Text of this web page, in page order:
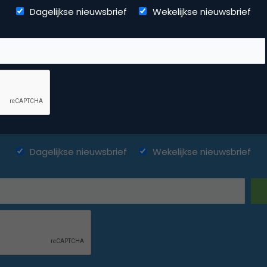
Dagelijkse nieuwsbrief Wekelijkse nieuwsbrief
Dagelijkse nieuwsbrief Wekelijkse nieuwsbrief